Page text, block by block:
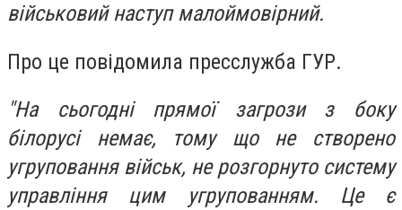
військовий наступ малоймовірний.
Про це повідомила пресслужба ГУР.
"На сьогодні прямої загрози з боку
білорусі немає, тому що не створено
угруповання військ, не розгорнуто систему
управління цим угрупованням. Це є